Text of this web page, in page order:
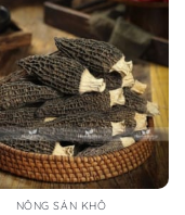
NÔNG SẢN KHÔ